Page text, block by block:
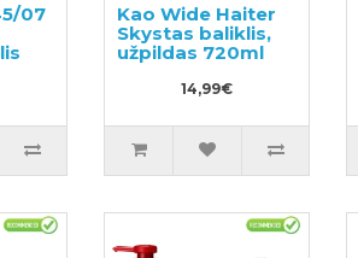
07
Kao Wide Haiter
Skystas baliklis,
užpildas 720ml
14,99€